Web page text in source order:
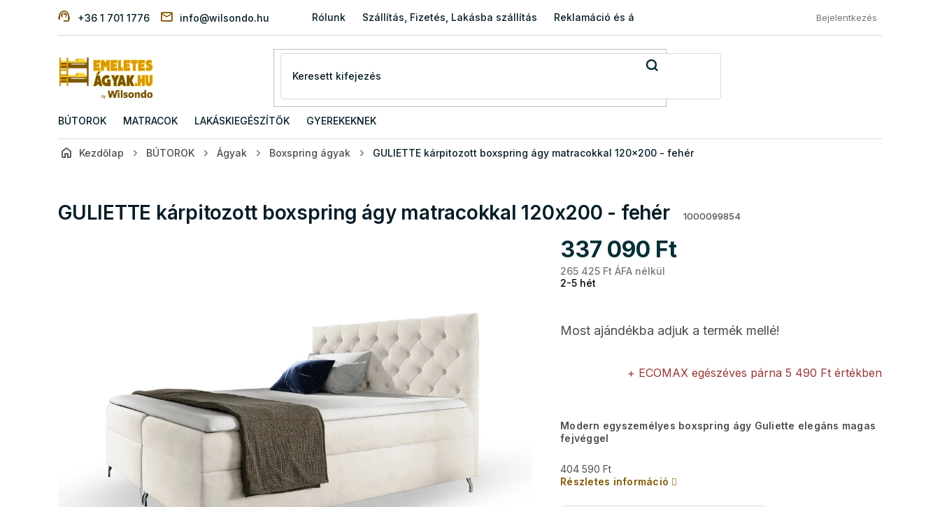
+36 1 701 1776 info@wilsondo.hu Rólunk Szállítás, Fizetés, Lakásba szállítás Reklamáció és áru visszaküldése Általános Szerződési Feltételek
Bejelentkezés
BÚTOROK MATRACOK LAKÁSKIEGÉSZÍTŐK GYEREKEKNEK
Kezdőlap BÚTOROK Ágyak Boxspring ágyak GULIETTE kárpitozott boxspring ágy matracokkal 120x200 - fehér
GULIETTE kárpitozott boxspring ágy matracokkal 120x200 - fehér 1000099854
337 090 Ft
265 425 Ft ÁFA nélkül
2-5 hét
Most ajándékba adjuk a termék mellé!
+ ECOMAX egészéves párna 5 490 Ft értékben
Modern egyszemélyes boxspring ágy Guliette elegáns magas
fejvéggel
404 590 Ft
Részletes információ